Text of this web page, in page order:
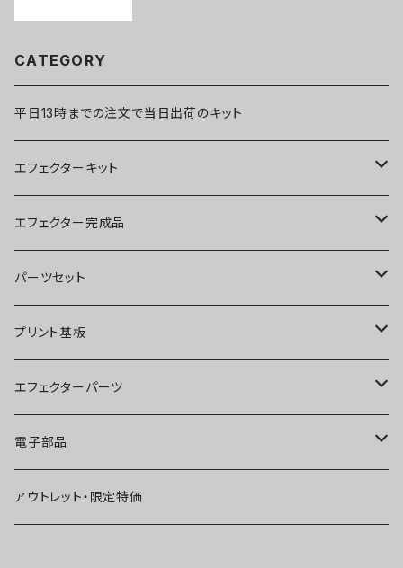
CATEGORY
平日13時までの注文で当日出荷のキット
エフェクターキット
ブースター
オーバードライブ
ディストーション
ファズ
プリアンプ
空間系
エフェクター完成品
ブースター
オーバードライブ
ディストーション
ファズ
空間系
パーツセット
ブースター
オーバードライブ
ディストーション
ファズ
プリント基板
オーバードライブ
ディストーション
ファズ
エフェクターパーツ
スイッチ
ジャック
電子部品
IC
アウトレット・限定特価